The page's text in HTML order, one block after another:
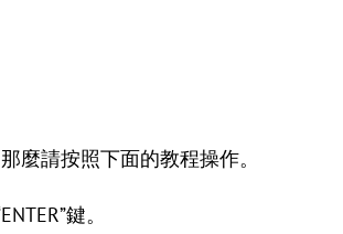
麼請按照下面的教程操作。
鍵。